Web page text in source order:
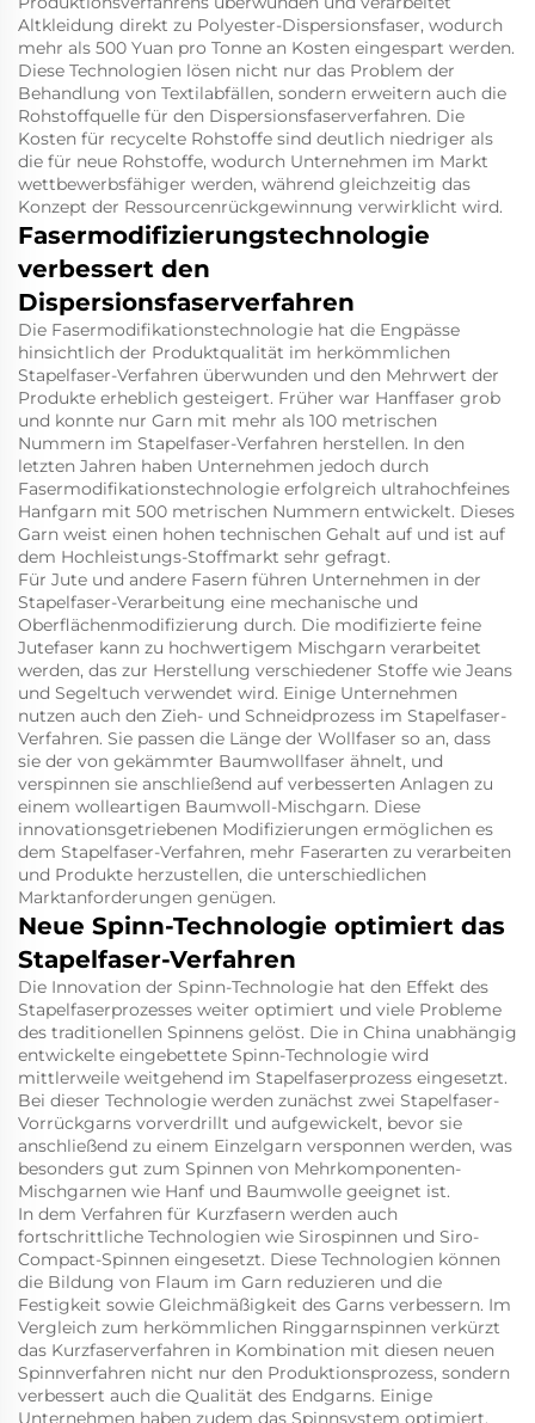
Altkleidung direkt zu Polyester-Dispersionsfaser, wodurch
mehr als 500 Yuan pro Tonne an Kosten eingespart werden.
Diese Technologien lösen nicht nur das Problem der
Behandlung von Textilabfällen, sondern erweitern auch die
Rohstoffquelle für den Dispersionsfaserverfahren. Die
Kosten für recycelte Rohstoffe sind deutlich niedriger als
die für neue Rohstoffe, wodurch Unternehmen im Markt
wettbewerbsfähiger werden, während gleichzeitig das
Konzept der Ressourcenrückgewinnung verwirklicht wird.
Fasermodifizierungstechnologie
verbessert den
Dispersionsfaserverfahren
Die Fasermodifikationstechnologie hat die Engpässe
hinsichtlich der Produktqualität im herkömmlichen
Stapelfaser-Verfahren überwunden und den Mehrwert der
Produkte erheblich gesteigert. Früher war Hanffaser grob
und konnte nur Garn mit mehr als 100 metrischen
Nummern im Stapelfaser-Verfahren herstellen. In den
letzten Jahren haben Unternehmen jedoch durch
Fasermodifikationstechnologie erfolgreich ultrahochfeines
Hanfgarn mit 500 metrischen Nummern entwickelt. Dieses
Garn weist einen hohen technischen Gehalt auf und ist auf
dem Hochleistungs-Stoffmarkt sehr gefragt.
Für Jute und andere Fasern führen Unternehmen in der
Stapelfaser-Verarbeitung eine mechanische und
Oberflächenmodifizierung durch. Die modifizierte feine
Jutefaser kann zu hochwertigem Mischgarn verarbeitet
werden, das zur Herstellung verschiedener Stoffe wie Jeans
und Segeltuch verwendet wird. Einige Unternehmen
nutzen auch den Zieh- und Schneidprozess im Stapelfaser-
Verfahren. Sie passen die Länge der Wollfaser so an, dass
sie der von gekämmter Baumwollfaser ähnelt, und
verspinnen sie anschließend auf verbesserten Anlagen zu
einem wolleartigen Baumwoll-Mischgarn. Diese
innovationsgetriebenen Modifizierungen ermöglichen es
dem Stapelfaser-Verfahren, mehr Faserarten zu verarbeiten
und Produkte herzustellen, die unterschiedlichen
Marktanforderungen genügen.
Neue Spinn-Technologie optimiert das
Stapelfaser-Verfahren
Die Innovation der Spinn-Technologie hat den Effekt des
Stapelfaserprozesses weiter optimiert und viele Probleme
des traditionellen Spinnens gelöst. Die in China unabhängig
entwickelte eingebettete Spinn-Technologie wird
mittlerweile weitgehend im Stapelfaserprozess eingesetzt.
Bei dieser Technologie werden zunächst zwei Stapelfaser-
Vorrückgarns vorverdrillt und aufgewickelt, bevor sie
anschließend zu einem Einzelgarn versponnen werden, was
besonders gut zum Spinnen von Mehrkomponenten-
Mischgarnen wie Hanf und Baumwolle geeignet ist.
In dem Verfahren für Kurzfasern werden auch
fortschrittliche Technologien wie Sirospinnen und Siro-
Compact-Spinnen eingesetzt. Diese Technologien können
die Bildung von Flaum im Garn reduzieren und die
Festigkeit sowie Gleichmäßigkeit des Garns verbessern. Im
Vergleich zum herkömmlichen Ringgarnspinnen verkürzt
das Kurzfaserverfahren in Kombination mit diesen neuen
Spinnverfahren nicht nur den Produktionsprozess, sondern
verbessert auch die Qualität des Endgarns. Einige
Unternehmen haben zudem das Spinnsystem optimiert.